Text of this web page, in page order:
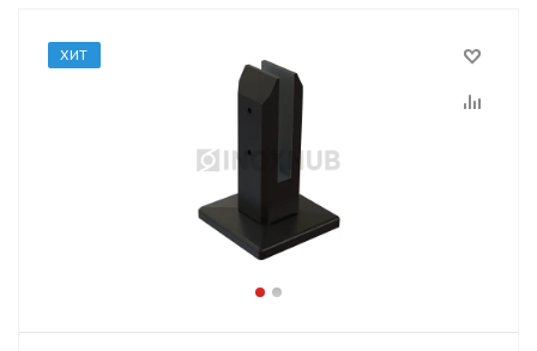
ХИТ